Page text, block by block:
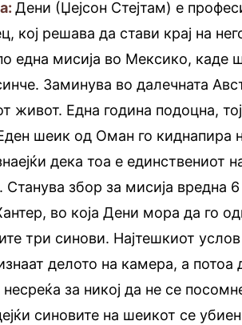
Дени (Џејсон Стејтам) е
кој решава да стави крај на
една мисија во Мексико, каде
Заминува во далечната
живот. Една година подоцна,
шеик од Оман го киднапира
дека тоа е единствениот
Станува збор за мисија вредна
во која Дени мора да го
три синови. Најтешкиот
делото на камера, а
несреќа за никој да не се
синовите на шеикот се